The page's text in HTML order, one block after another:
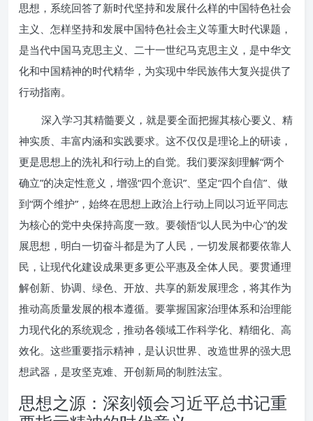
思想，系统回答了新时代坚持和发展什么样的中国特色社会
主义、怎样坚持和发展中国特色社会主义等重大时代课题，
是当代中国马克思主义、二十一世纪马克思主义，是中华文
化和中国精神的时代精华，为实现中华民族伟大复兴提供了
行动指南。
深入学习其精髓要义，就是要全面把握其核心要义、精
神实质、丰富内涵和实践要求。这不仅仅是理论上的研读，
更是思想上的洗礼和行动上的自觉。我们要深刻理解“两个
确立”的决定性意义，增强“四个意识”、坚定“四个自信”、做
到“两个维护”，始终在思想上政治上行动上同以习近平同志
为核心的党中央保持高度一致。要领悟“以人民为中心”的发
展思想，明白一切奋斗都是为了人民，一切发展都要依靠人
民，让现代化建设成果更多更公平惠及全体人民。要贯通理
解创新、协调、绿色、开放、共享的新发展理念，将其作为
推动高质量发展的根本遵循。要掌握国家治理体系和治理能
力现代化的系统观念，推动各领域工作科学化、精细化、高
效化。这些重要指示精神，是认识世界、改造世界的强大思
想武器，是攻坚克难、开创新局的制胜法宝。
思想之源：深刻领会习近平总书记重